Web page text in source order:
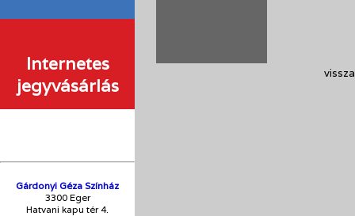
Internetes
jegyvásárlás
Gárdonyi Géza Színház
3300 Eger
Hatvani kapu tér 4.